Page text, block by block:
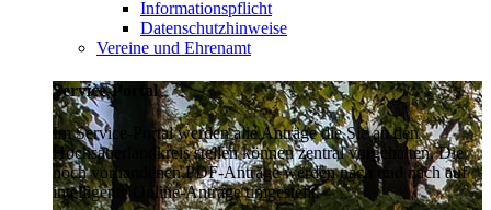
Informationspflicht
Datenschutzhinweise
Vereine und Ehrenamt
Service-Portal
Im Service-Portal werden alle Anträge die Sie an den
Hochsauerlandkreis stellen können zentral vorgehalten. Die
noch vorhandenen PDF-Anträge werden nach und nach auf
intelligente Online-Anträge umgestellt.